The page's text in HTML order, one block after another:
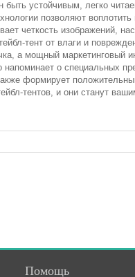
быть устойчивым, легко
позволяют
четкость изображений,
тент от влаги и
а мощный маркетинговый
о специальных
формирует
тентов, и они станут
Помощь